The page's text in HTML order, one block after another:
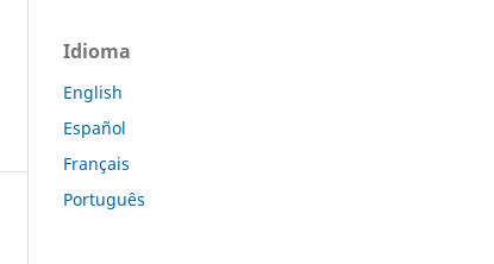
Idioma
English
Español
Français
Português